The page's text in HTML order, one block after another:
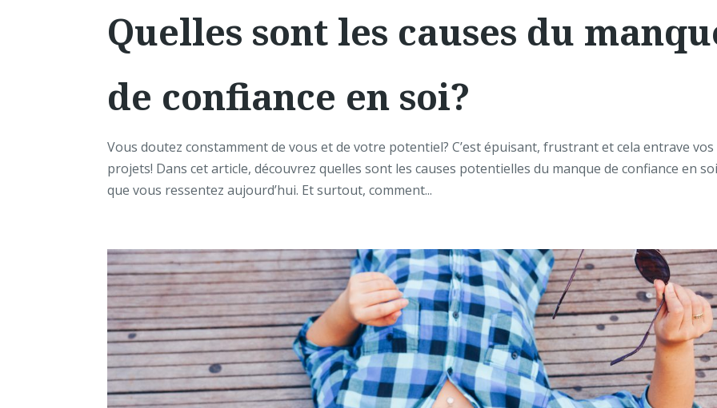
Quelles sont les causes du
de confiance en soi?
Vous doutez constamment de vous et de votre potentiel? C’est épuisant, frustrant et cela entrave vos
projets! Dans cet article, découvrez quelles sont les causes potentielles du manque de confiance en
que vous ressentez aujourd’hui. Et surtout, comment...